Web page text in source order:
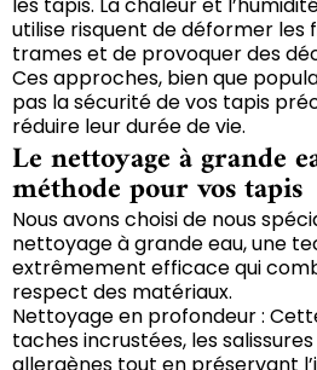
utilise risquent de déformer les
trames et de provoquer des
Ces approches, bien que
pas la sécurité de vos tapis
réduire leur durée de vie.
Le nettoyage à grande
méthode pour vos tapis
Nous avons choisi de nous
nettoyage à grande eau, une
extrêmement efficace qui
respect des matériaux.
Nettoyage en profondeur :
taches incrustées, les
allergènes tout en préservant